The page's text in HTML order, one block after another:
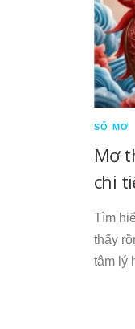
SỔ MƠ
Mơ
chi
Tìm
thấy
tâm lý